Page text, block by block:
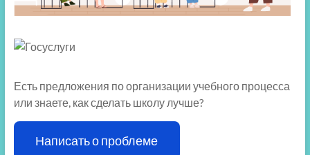
Есть предложения по организации учебного процесса
или знаете, как сделать школу лучше?
Написать о проблеме